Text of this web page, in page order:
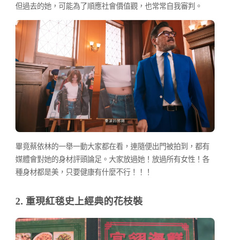
但過去的她，可能為了順應社會價值觀，也常常自我審判。
畢竟蔡依林的一舉一動大家都在看，連隨便出門被拍到，都有
媒體會對她的身材評頭論足。大家放過她！放過所有女性！各
種身材都是美，只要健康有什麼不行！！！
2. 重現紅毯史上經典的花枝裝